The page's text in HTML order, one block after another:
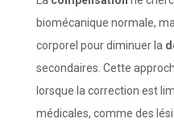
biomécanique normale,
corporel pour diminuer la
secondaires. Cette
lorsque la correction est
médicales, comme des